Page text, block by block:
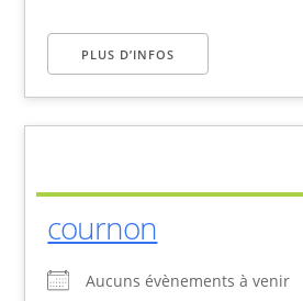
PLUS D’INFOS
cournon
Aucuns évènements à venir